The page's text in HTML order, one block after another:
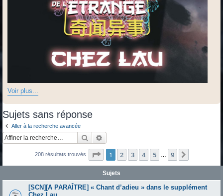
Voir plus...
Sujets sans réponse
Aller à la recherche avancée
Rechercher
208 résultats trouvés Page 1sur9
1 2 3 4 5 9
Sujets
[SCN][A PARAÎTRE] « Chant d’adieu » dans le supplément